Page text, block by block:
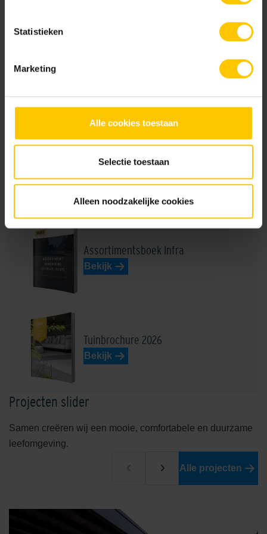
Statistieken
Marketing
Alle cookies toestaan
Selectie toestaan
Alleen noodzakelijke cookies
NL-BSB-certificaat vooraf vervaardigde elementen van beton
KIWA-certificaat grasbetontegels (Aalst) K11001
Assortimentsboek Infra
Bekijk
Tuinbrochure 2026
Bekijk
Projecten slider
Samen creëren wij een mooie, comfortabele en duurzame
leefomgeving.
Alle projecten